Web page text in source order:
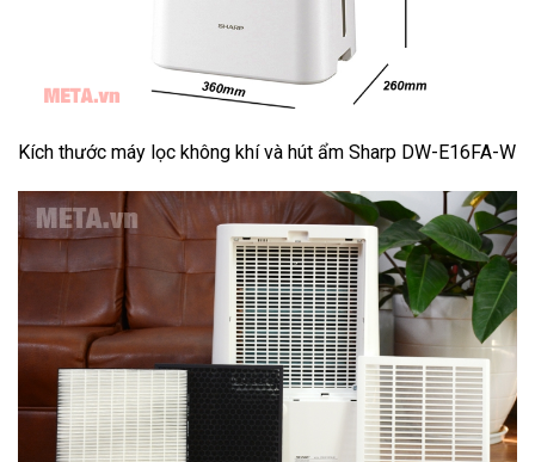
Kích thước máy lọc không khí và hút ẩm Sharp DW-E16FA-W